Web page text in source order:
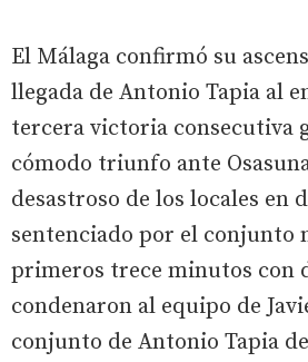
El Málaga confirmó su
llegada de Antonio Tapia al
tercera victoria consecutiva
cómodo triunfo ante
desastroso de los locales en
sentenciado por el conjunto
primeros trece minutos con
condenaron al equipo de
conjunto de Antonio Tapia